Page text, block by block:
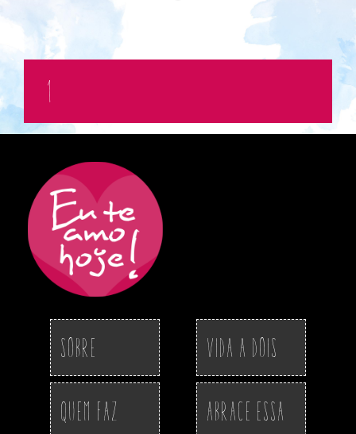
1
Sobre
Quem Faz
Vida a Dois
Abrace essa